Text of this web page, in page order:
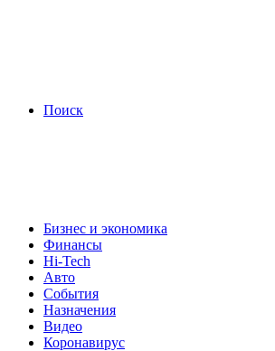
Поиск
Бизнес и экономика
Финансы
Hi-Tech
Авто
События
Назначения
Видео
Коронавирус